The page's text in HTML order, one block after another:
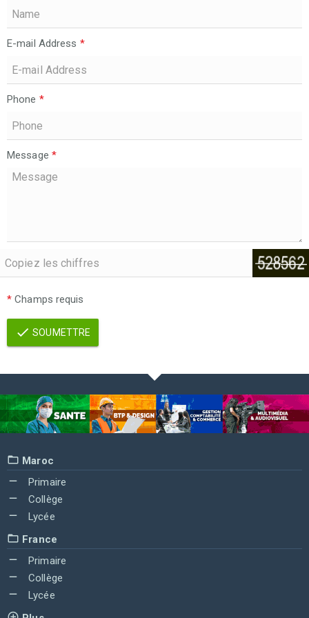
E-mail Address *
Phone *
Message *
* Champs requis
SOUMETTRE
Maroc
Primaire
Collège
Lycée
France
Primaire
Collège
Lycée